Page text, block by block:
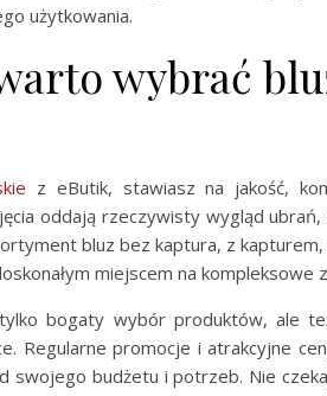
użytkowania.
wybrać
z eButik, stawiasz na jakość,
oddają rzeczywisty wygląd
bluz bez kaptura, z
miejscem na kompleksowe
bogaty wybór produktów, ale
Regularne promocje i atrakcyjne
swojego budżetu i potrzeb. Nie